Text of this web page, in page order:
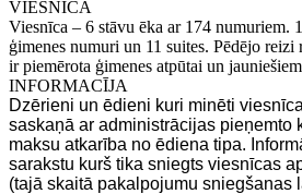
VIESNĪCA
Viesnīca – 6 stāvu ēka ar 174 numuriem.
ģimenes numuri un 11 suites. Pēdējo
ir piemērota ģimenes atpūtai un
INFORMACĪJA
Dzērieni un ēdieni kuri minēti
saskaņā ar administrācijas pieņemto
maksu atkarība no ēdiena tipa.
sarakstu kurš tika sniegts viesnīcas
(tajā skaitā pakalpojumu sniegšanas